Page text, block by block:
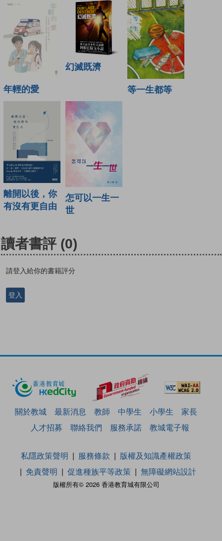
年輕的愛
幻滅既濟
等一生都等
離開以後，你
有沒有更自由
怎可以一生一
世
讀者書評 (0)
請登入給你的書籍評分
登入
關於教城 最新消息 教師 中學生 小學生
家長
人才招募
聯絡我們 服務承諾 教城電子報
版權所有© 2026 香港教育城有限公司
私隱政策聲明 服務條款
版權及知識產權政策
免責聲明
促進種族平等政策 無障礙網站設計